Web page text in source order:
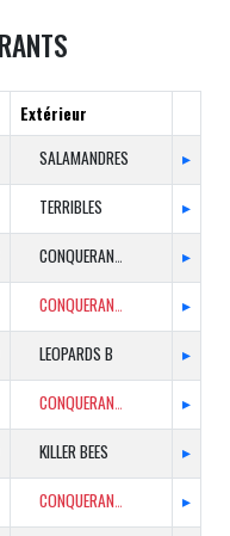
Extérieur
SALAMANDRES ▸
TERRIBLES ▸
CONQUERANTS ▸
CONQUERANTS ▸
LEOPARDS B ▸
CONQUERANTS ▸
KILLER BEES ▸
CONQUERANTS ▸